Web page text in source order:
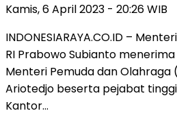
Kamis, 6 April 2023 - 20:26 WIB
INDONESIARAYA.CO.ID –
RI Prabowo Subianto
Menteri Pemuda dan
Ariotedjo beserta pejabat
Kantor…